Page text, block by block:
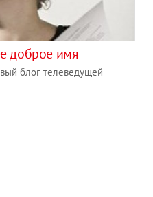
доброе имя
блог телеведущей